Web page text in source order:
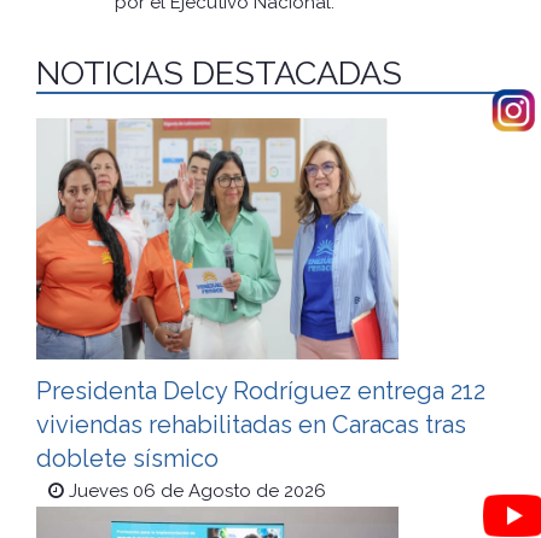
NOTICIAS DESTACADAS
Presidenta Delcy Rodríguez entrega 212
viviendas rehabilitadas en Caracas tras
doblete sísmico
Jueves 06 de Agosto de 2026